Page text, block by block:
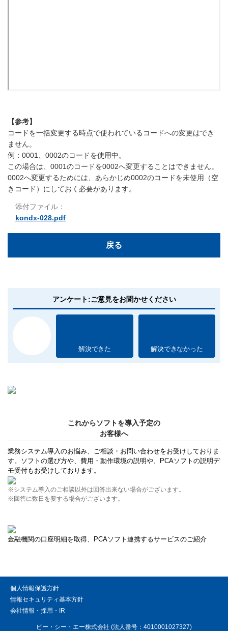
【参考】
コードを一括変更する時点で使われているコードへの変更はでき
ません。
例：0001、0002のコードを使用中。
この場合は、0001のコードを0002へ変更することはできません。
0002へ変更するためには、あらかじめ0002のコードを未使用（空
きコード）にしておく必要があります。
添付ファイル：
kondx-028.pdf
戻る
アンケート:ご意見をお聞かせください
解決できた 解決できなかった
これからソフトを導入予定の
お客様へ
業務システム導入のお悩み、ご相談・お問い合わせをお受けしておりま
す。ソフトの選び方や、費用・動作環境の説明や、PCAソフトの説明デ
モ受付もお受けしております。
※システム導入のご相談以外は回答出来ない場合がございます。
※回答に数日を要する場合がございます。
金融機関の口座明細を取得、PCAソフト連携するサービスのご紹介
個人情報保護方針
情報セキュリティ基本方針
会社情報・採用・IR
ピー・シー・エー株式会社 (法人番号：4010001027327)